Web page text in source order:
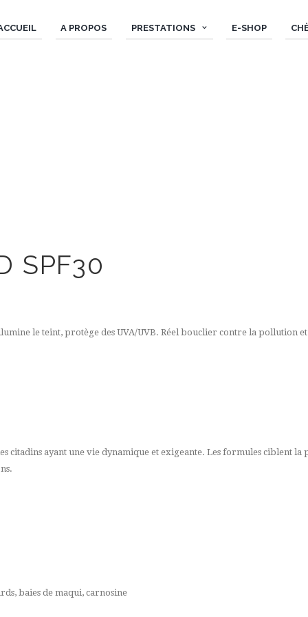
A PROPOS PRESTATIONS E-SHOP
SPF30
le teint, protège des UVA/UVB. Réel bouclier contre la pollution
citadins ayant une vie dynamique et exigeante. Les formules ciblent la
baies de maqui, carnosine